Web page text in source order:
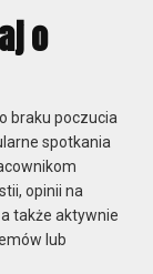
o
braku poczucia
spotkania
opinii na
także aktywnie
lub